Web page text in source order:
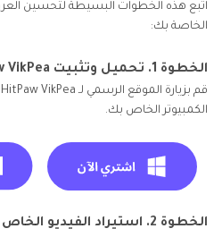
اتبع هذه الخطوات البسيطة لتحسين
الخاصة بك:
الخطوة 1. تحميل وتثبيت HitPaw VikPea
الكمبيوتر الخاص بك.
الخطوة 2. استيراد الفيديو الخاص بك